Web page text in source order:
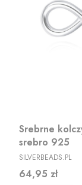
Srebrne
srebro 925
PRODUCENT
SILVERBEADS.PL
Cena
64,95 zł